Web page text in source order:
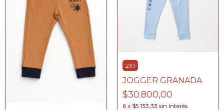
2X1
JOGGER GRANADA
$30.800,00
6 x $5.133,33 sin interés